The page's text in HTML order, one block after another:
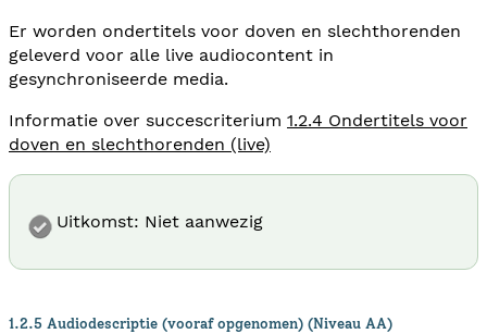
Er worden ondertitels voor doven en slechthorenden
geleverd voor alle live audiocontent in
gesynchroniseerde media.
Informatie over succescriterium 1.2.4 Ondertitels voor
doven en slechthorenden (live)
Uitkomst: Niet aanwezig
1.2.5 Audiodescriptie (vooraf opgenomen) (Niveau AA)